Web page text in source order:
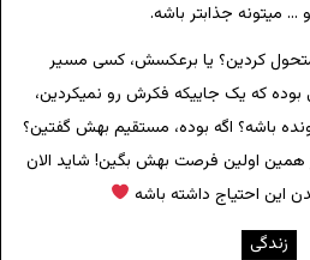
میتونه جذابتر باشه.
کردین؟ یا برعکسش، کسی مسیر
که یک جاییکه فکرش رو نمیکردین،
باشه؟ اگه بوده، مستقیم بهش گفتین؟
همین اولین فرصت بهش بگین! شاید الان
این احتیاج داشته باشه
زندگی